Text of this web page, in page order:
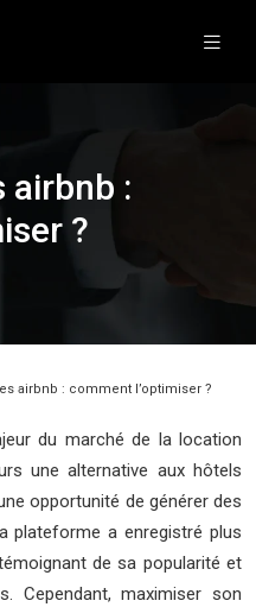
airbnb :
?
airbnb : comment l’optimiser ?
du marché de la location
une alternative aux hôtels
opportunité de générer des
plateforme a enregistré plus
de sa popularité et
Cependant, maximiser son